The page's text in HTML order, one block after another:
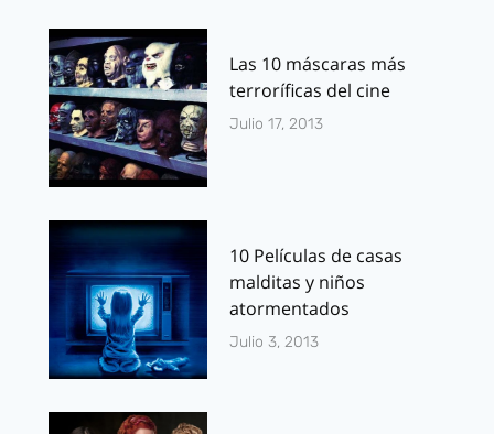
Las 10 máscaras más
terroríficas del cine
Julio 17, 2013
10 Películas de casas
malditas y niños
atormentados
Julio 3, 2013